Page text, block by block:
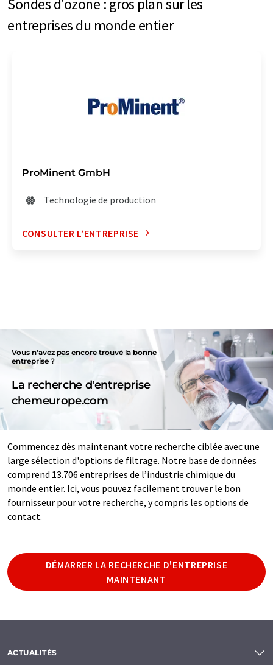
entreprises du monde entier
ProMinent GmbH
Technologie de production
CONSULTER L’ENTREPRISE
Vous n'avez pas encore trouvé la bonne
entreprise ?
La recherche d'entreprise
chemeurope.com
Commencez dès maintenant votre recherche ciblée avec une
large sélection d'options de filtrage. Notre base de données
comprend 13.706 entreprises de l’industrie chimique du
monde entier. Ici, vous pouvez facilement trouver le bon
fournisseur pour votre recherche, y compris les options de
contact.
DÉMARRER LA RECHERCHE D'ENTREPRISE
MAINTENANT
ACTUALITÉS